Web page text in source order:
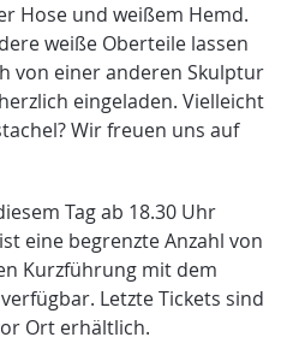
Hose und weißem Hemd.
weiße Oberteile lassen
von einer anderen Skulptur
eingeladen. Vielleicht
Wir freuen uns auf
Tag ab 18.30 Uhr
eine begrenzte Anzahl von
Kurzführung mit dem
Letzte Tickets sind
Ort erhältlich.